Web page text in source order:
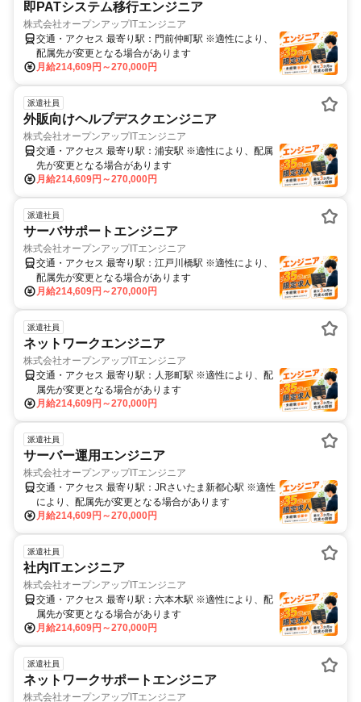
即PATシステム移行エンジニア
株式会社オープンアップITエンジニア
月給214,609円～270,000円
交通・アクセス 最寄り駅：門前仲町駅 ※適性により、
配属先が変更となる場合があります
派遣社員
外販向けヘルプデスクエンジニア
株式会社オープンアップITエンジニア
月給214,609円～270,000円
交通・アクセス 最寄り駅：浦安駅 ※適性により、配属
先が変更となる場合があります
派遣社員
サーバサポートエンジニア
株式会社オープンアップITエンジニア
月給214,609円～270,000円
交通・アクセス 最寄り駅：江戸川橋駅 ※適性により、
配属先が変更となる場合があります
派遣社員
ネットワークエンジニア
株式会社オープンアップITエンジニア
月給214,609円～270,000円
交通・アクセス 最寄り駅：人形町駅 ※適性により、配
属先が変更となる場合があります
派遣社員
サーバー運用エンジニア
株式会社オープンアップITエンジニア
月給214,609円～270,000円
交通・アクセス 最寄り駅：JRさいたま新都心駅 ※適性
により、配属先が変更となる場合があります
派遣社員
社内ITエンジニア
株式会社オープンアップITエンジニア
月給214,609円～270,000円
交通・アクセス 最寄り駅：六本木駅 ※適性により、配
属先が変更となる場合があります
派遣社員
ネットワークサポートエンジニア
株式会社オープンアップITエンジニア